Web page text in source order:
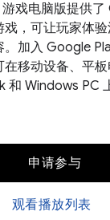
戏电脑版提供了
戏，可让玩家体
。加入 Google
移动设备、平板
和 Windows PC
申请参与
观看播放列表